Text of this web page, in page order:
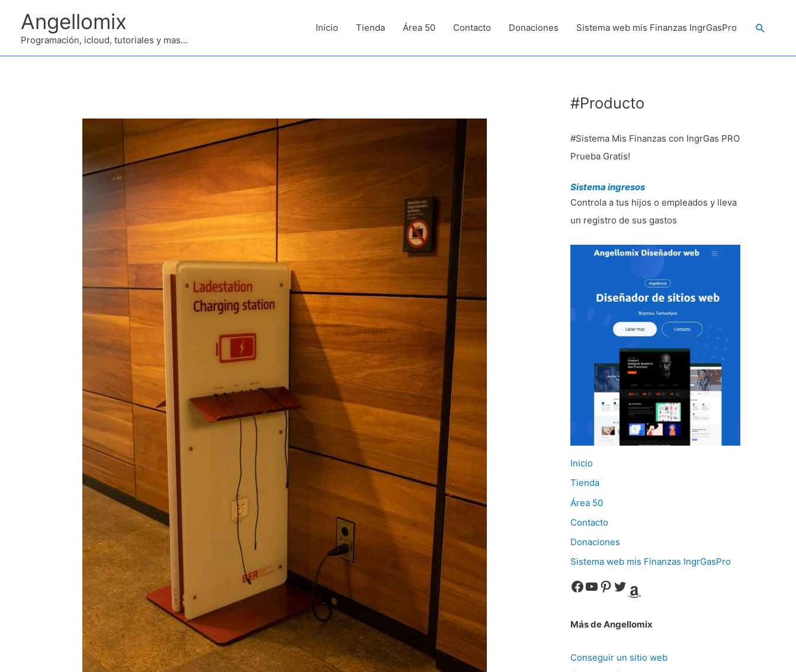
contenido
Angellomix
Programación, icloud, tutoriales y mas...
Inicio Tienda Área 50 Contacto Donaciones Sistema web mis Finanzas IngrGasPro Buscar
#Producto
#Sistema Mis Finanzas con IngrGas PRO
Prueba Gratis!
Sistema ingresos
Controla a tus hijos o empleados y lleva
un registro de sus gastos
Inicio
Tienda
Área 50
Contacto
Donaciones
Sistema web mis Finanzas IngrGasPro
Facebook YouTube Pinterest Twitter Amazon
Más de Angellomix
Conseguir un sitio web